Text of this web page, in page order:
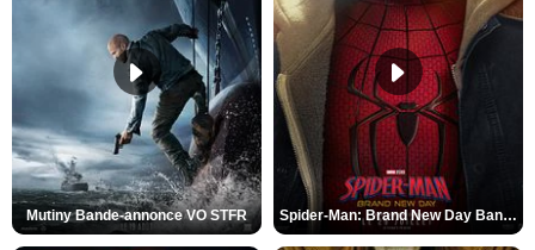
Mutiny Bande-annonce VO STFR Spider-Man: Brand New Day Bande-annonce VO STFR